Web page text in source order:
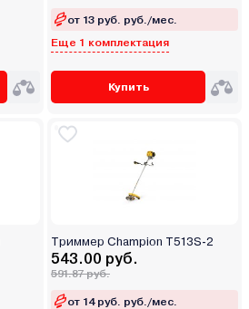
от 13 руб. руб./мес.
Еще 1 комплектация
Купить
Триммер Champion T513S-2
543.00 руб.
591.87 руб.
от 14 руб. руб./мес.